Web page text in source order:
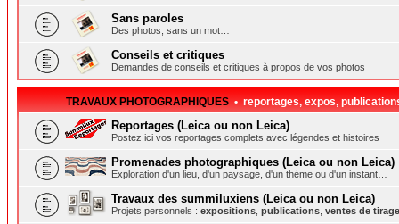
Sans paroles
Des photos, sans un mot…
Conseils et critiques
Demandes de conseils et critiques à propos de vos photos
TRAVAUX PHOTOGRAPHIQUES• reportages, expos,
Reportages (Leica ou non Leica)
Postez ici vos reportages complets avec légendes et histoires
Promenades photographiques (Leica ou non Leica)
Exploration d'un lieu, d'un paysage, d'un thème ou d'un instant…
Travaux des summiluxiens (Leica ou non Leica)
Projets personnels : expositions publications ventes de